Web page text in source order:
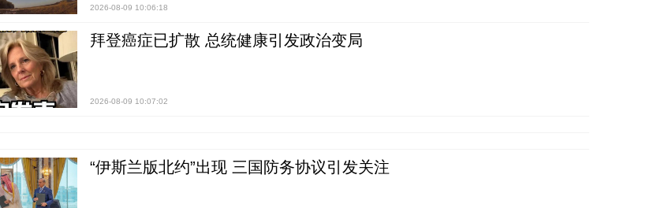
2026-08-09 10:06:18
拜登癌症已扩散 总统健康引发政治变局
2026-08-09 10:07:02
“伊斯兰版北约”出现 三国防务协议引发关注